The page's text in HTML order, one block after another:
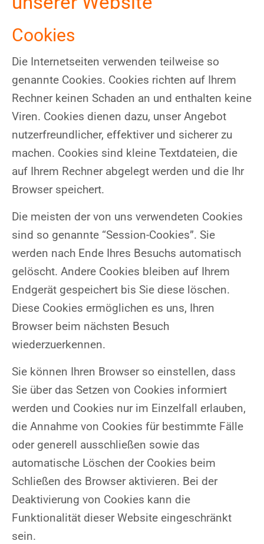
Cookies
Die Internetseiten verwenden teilweise so
genannte Cookies. Cookies richten auf Ihrem
Rechner keinen Schaden an und enthalten keine
Viren. Cookies dienen dazu, unser Angebot
nutzerfreundlicher, effektiver und sicherer zu
machen. Cookies sind kleine Textdateien, die
auf Ihrem Rechner abgelegt werden und die Ihr
Browser speichert.
Die meisten der von uns verwendeten Cookies
sind so genannte “Session-Cookies”. Sie
werden nach Ende Ihres Besuchs automatisch
gelöscht. Andere Cookies bleiben auf Ihrem
Endgerät gespeichert bis Sie diese löschen.
Diese Cookies ermöglichen es uns, Ihren
Browser beim nächsten Besuch
wiederzuerkennen.
Sie können Ihren Browser so einstellen, dass
Sie über das Setzen von Cookies informiert
werden und Cookies nur im Einzelfall erlauben,
die Annahme von Cookies für bestimmte Fälle
oder generell ausschließen sowie das
automatische Löschen der Cookies beim
Schließen des Browser aktivieren. Bei der
Deaktivierung von Cookies kann die
Funktionalität dieser Website eingeschränkt
sein.